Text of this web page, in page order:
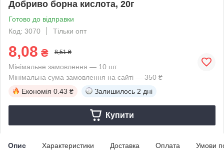
Добриво борна кислота, 20г
Готово до відправки
Код: 3070
Тільки опт
8,08 ₴ 8,51 ₴
Мінімальне замовлення — 10 шт.
Мінімальна сума замовлення на сайті — 350 ₴
Економія 0.43 ₴ Залишилось 2 дні
Купити
Опис Характеристики Доставка Оплата Умови